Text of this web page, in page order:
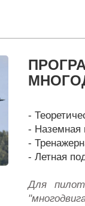
-
- Наземная
-
- Летная
Для